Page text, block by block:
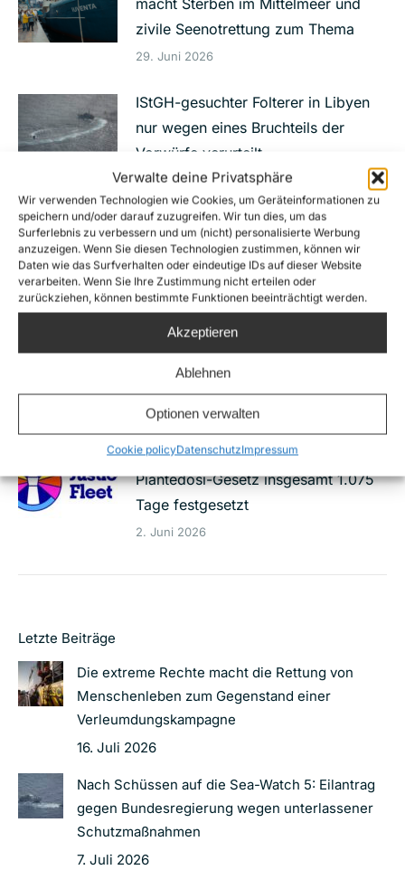
Verwalte deine Privatsphäre
Wir verwenden Technologien wie Cookies, um Geräteinformationen zu
speichern und/oder darauf zuzugreifen. Wir tun dies, um das
Surferlebnis zu verbessern und um (nicht) personalisierte Werbung
anzuzeigen. Wenn Sie diesen Technologien zustimmen, können wir
Daten wie das Surfverhalten oder eindeutige IDs auf dieser Website
verarbeiten. Wenn Sie Ihre Zustimmung nicht erteilen oder
zurückziehen, können bestimmte Funktionen beeinträchtigt werden.
Akzeptieren
Ablehnen
Optionen verwalten
Cookie policyDatenschutzImpressum
macht Sterben im Mittelmeer und
zivile Seenotrettung zum Thema
29. Juni 2026
IStGH-gesuchter Folterer in Libyen
nur wegen eines Bruchteils der
Vorwürfe verurteilt
23. Juni 2026
War das fahrlässige Tötung? 11 Tote
nach Schiffsunglück vor Malta
8. Juni 2026
Neues Rettungsschiff Aurora 2: Sea-
Watchs Antwort auf politische
Blockaden ziviler Seenotrettung
4. Juni 2026
41 Rettungsschiffe unter dem
Piantedosi-Gesetz insgesamt 1.075
Tage festgesetzt
2. Juni 2026
Letzte Beiträge
Die extreme Rechte macht die Rettung von
Menschenleben zum Gegenstand einer
Verleumdungskampagne
16. Juli 2026
Nach Schüssen auf die Sea-Watch 5: Eilantrag
gegen Bundesregierung wegen unterlassener
Schutzmaßnahmen
7. Juli 2026